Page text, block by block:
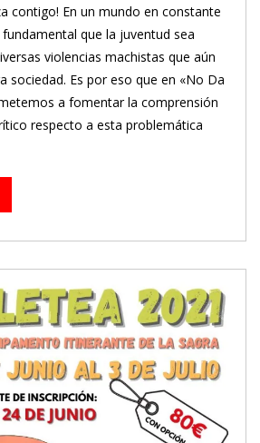
contigo! En un mundo en constante
que la juventud sea
violencias machistas que aún
sociedad. Es por eso que en «No Da
a fomentar la comprensión
respecto a esta problemática